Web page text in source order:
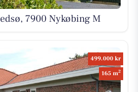
7900 Nykøbing M
499.000 kr
165 m2